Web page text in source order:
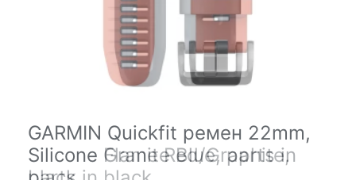
GARMIN Quickfit ремен 22mm,
Silicone Flame Red/Graphite,
GARMIN Quickfit ремен 22mm,
Silicone Granite Blue, parts in